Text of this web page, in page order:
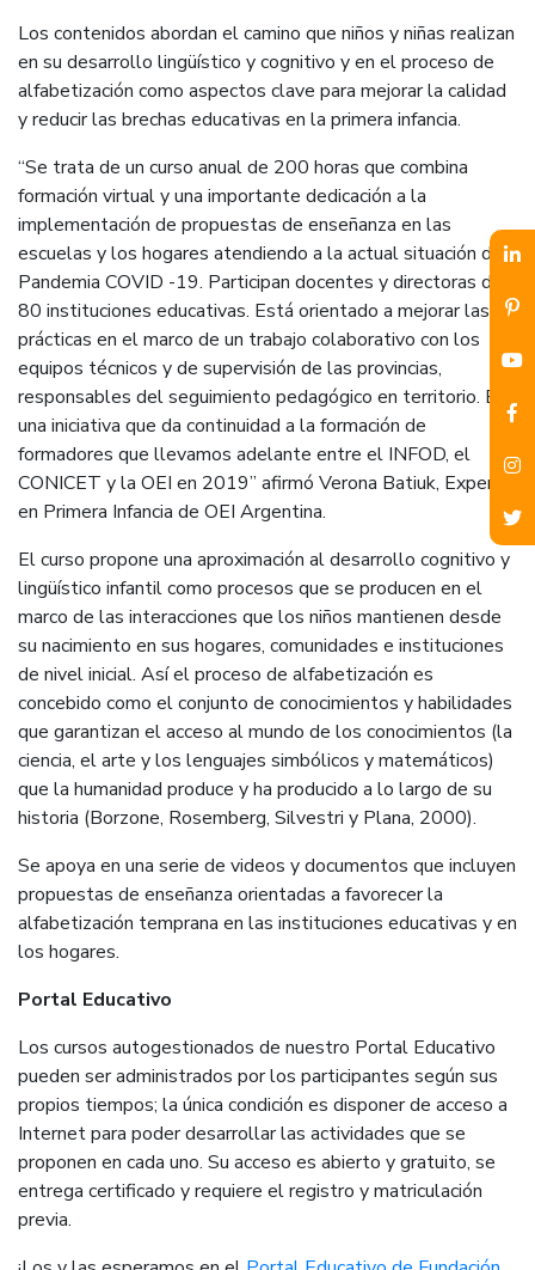
Los contenidos abordan el camino que niños y niñas realizan
en su desarrollo lingüístico y cognitivo y en el proceso de
alfabetización como aspectos clave para mejorar la calidad
y reducir las brechas educativas en la primera infancia.
“Se trata de un curso anual de 200 horas que combina
formación virtual y una importante dedicación a la
implementación de propuestas de enseñanza en las
escuelas y los hogares atendiendo a la actual situación de
Pandemia COVID -19. Participan docentes y directoras de
80 instituciones educativas. Está orientado a mejorar las
prácticas en el marco de un trabajo colaborativo con los
equipos técnicos y de supervisión de las provincias,
responsables del seguimiento pedagógico en territorio. Es
una iniciativa que da continuidad a la formación de
formadores que llevamos adelante entre el INFOD, el
CONICET y la OEI en 2019” afirmó Verona Batiuk, Experta
en Primera Infancia de OEI Argentina.
El curso propone una aproximación al desarrollo cognitivo y
lingüístico infantil como procesos que se producen en el
marco de las interacciones que los niños mantienen desde
su nacimiento en sus hogares, comunidades e instituciones
de nivel inicial. Así el proceso de alfabetización es
concebido como el conjunto de conocimientos y habilidades
que garantizan el acceso al mundo de los conocimientos (la
ciencia, el arte y los lenguajes simbólicos y matemáticos)
que la humanidad produce y ha producido a lo largo de su
historia (Borzone, Rosemberg, Silvestri y Plana, 2000).
Se apoya en una serie de videos y documentos que incluyen
propuestas de enseñanza orientadas a favorecer la
alfabetización temprana en las instituciones educativas y en
los hogares.
Portal Educativo
Los cursos autogestionados de nuestro Portal Educativo
pueden ser administrados por los participantes según sus
propios tiempos; la única condición es disponer de acceso a
Internet para poder desarrollar las actividades que se
proponen en cada uno. Su acceso es abierto y gratuito, se
entrega certificado y requiere el registro y matriculación
previa.